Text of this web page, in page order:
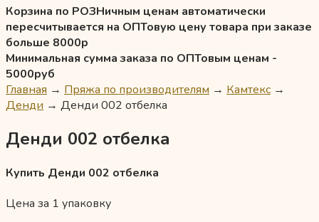
Корзина по РОЗНичным ценам автоматически
пересчитывается на ОПТовую цену товара при заказе
больше 8000р
Минимальная сумма заказа по ОПТовым ценам -
5000руб
Главная → Пряжа по производителям → Камтекс →
Денди → Денди 002 отбелка
Денди 002 отбелка
Купить Денди 002 отбелка
Цена за 1 упаковку